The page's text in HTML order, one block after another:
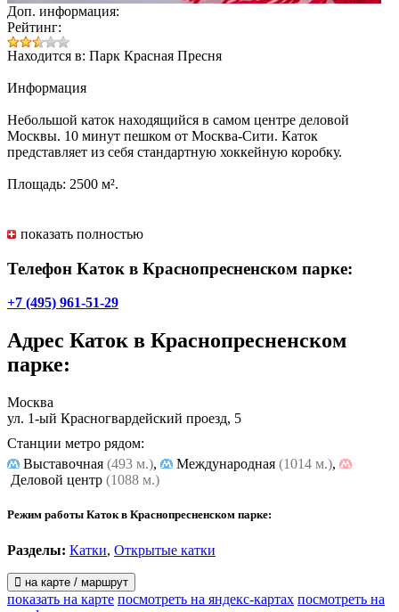
Доп. информация:
Рейтинг:
Находится в: Парк Красная Пресня
Информация
Небольшой каток находящийся в самом центре деловой
Москвы. 10 минут пешком от Москва-Сити. Каток
представляет из себя стандартную хоккейную коробку.
Площадь: 2500 м².
Расписание
Понедельник – пятница с 12:00 до 22:00.
Цены
входной билет – 100 руб.
Суббота, воскресенье и праздники:
входной билет – 150 руб.
Детям до 7 лет и пенсионерам – бесплатно (при предъявлении
водительское удостоверение, либо 1000 руб.).
показать полностью
Телефон Каток в Краснопресненском парке:
+7 (495) 961-51-29
Адрес Каток в Краснопресненском
парке:
Москва
ул. 1-ый Красногвардейский проезд, 5
Станции метро рядом:
Выставочная (493 м.), Международная (1014 м.),
Деловой центр (1088 м.)
Режим работы Каток в Краснопресненском парке:
Разделы: Катки, Открытые катки
на карте / маршрут
показать на карте посмотреть на яндекс-картах посмотреть на